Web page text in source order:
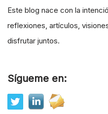
Este blog nace con la
reflexiones, artículos,
disfrutar juntos.
Sígueme en: